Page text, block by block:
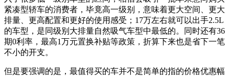
紧凑型轿车的消费者，毕竟高一级别，意味着更大空间、更大
排量、更高配置和更好的使用感受；17万左右就可以出手2.5L
的车型，是同级别大排量自然吸气车型中最低的。同时还有36
期0利率，最高1万元置换补贴等政策，折算下来也是省下一笔
不小的开支。
但是要强调的是，最值得买的车并不是简单的指的价格优惠幅